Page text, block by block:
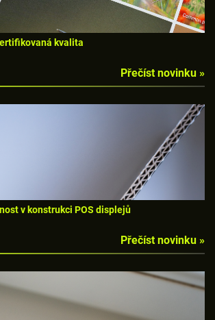
kvalita
Přečíst novinku »
v konstrukci POS displejů
Přečíst novinku »